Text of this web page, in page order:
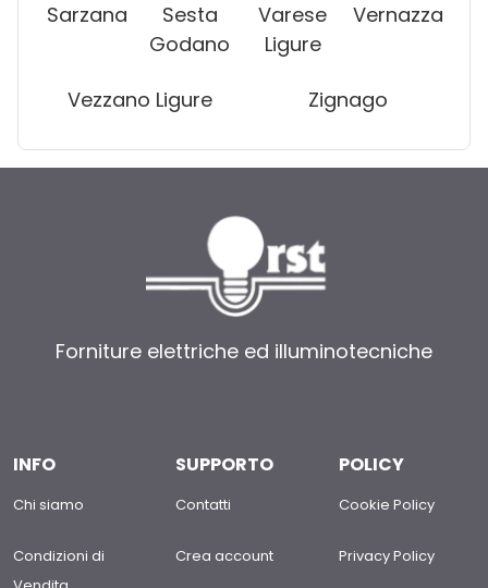
Sarzana
Sesta
Godano
Varese
Ligure
Vernazza
Vezzano Ligure Zignago
Forniture elettriche ed illuminotecniche
INFO
Chi siamo
Condizioni di
SUPPORTO
Contatti
Crea account
POLICY
Cookie Policy
Privacy Policy